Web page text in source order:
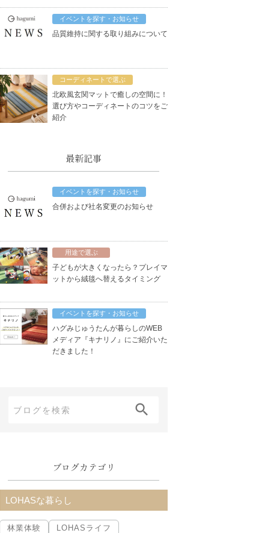
イベントを探す・お知らせ
品質維持に関する取り組みについて
コーディネートで選ぶ
北欧風玄関マットで癒しの空間に！
選び方やコーディネートのコツをご
紹介
最新記事
イベントを探す・お知らせ
合併および社名変更のお知らせ
用途で選ぶ
子どもが大きくなったら？プレイマ
ットから絨毯へ替えるタイミング
イベントを探す・お知らせ
ハグみじゅうたんが暮らしのWEB
メディア『キナリノ』にご紹介いた
だきました！
ブ
索:
ブログカテゴリ
LOHASな暮らし
林業体験
LOHASライフ